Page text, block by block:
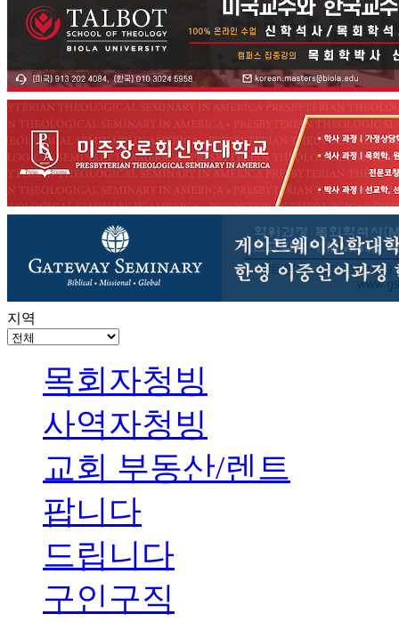
지역
목회자청빙
사역자청빙
교회 부동산/렌트
팝니다
드립니다
구인구직